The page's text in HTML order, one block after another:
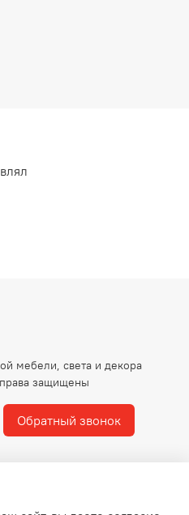
Обратный звонок
мебели, света и декора
защищены